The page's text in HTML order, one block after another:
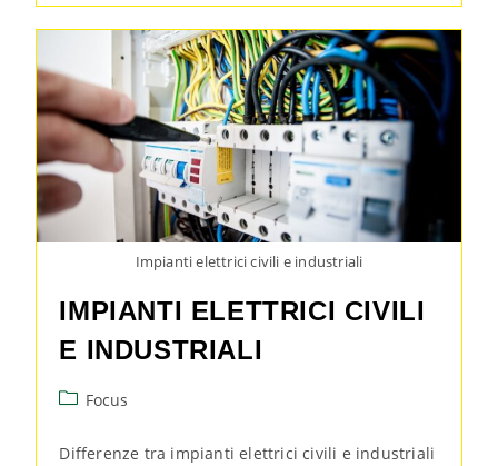
Impianti elettrici civili e industriali
IMPIANTI ELETTRICI CIVILI
E INDUSTRIALI
Focus
Differenze tra impianti elettrici civili e industriali